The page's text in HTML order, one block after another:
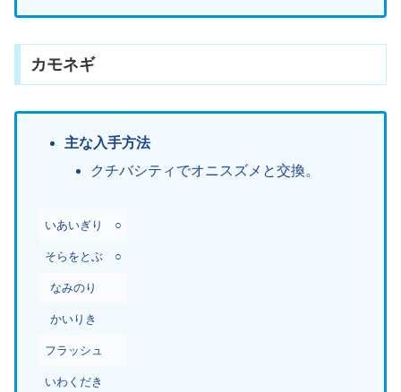
カモネギ
主な入手方法
クチバシティでオニスズメと交換。
いあいぎり ○
そらをとぶ ○
なみのり
かいりき
フラッシュ
いわくだき